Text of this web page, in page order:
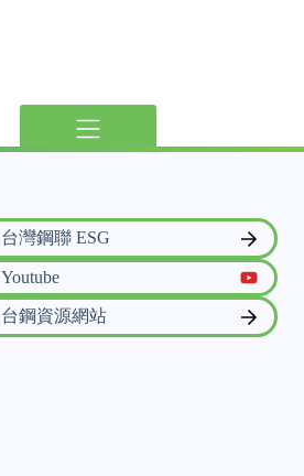
台灣鋼聯 ESG
Youtube
台鋼資源網站